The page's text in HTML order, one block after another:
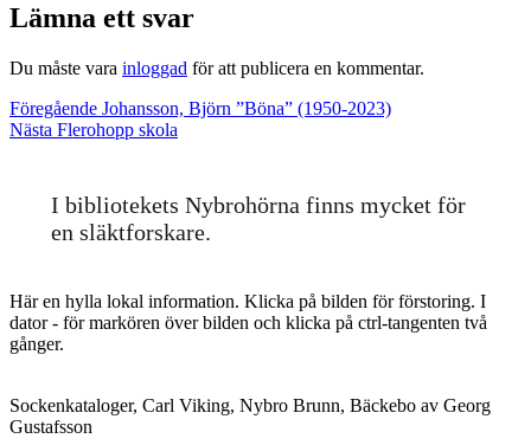
Lämna ett svar
Du måste vara inloggad för att publicera en kommentar.
Inläggsnavigering
Föregående Föregående
inlägg:
Johansson, Björn ”Böna” (1950-2023)
Nästa Nästa
Flerohopp skola
I bibliotekets Nybrohörna finns mycket för
en släktforskare.
Här en hylla lokal information. Klicka på bilden för förstoring. I
dator - för markören över bilden och klicka på ctrl-tangenten två
gånger.
Sockenkataloger, Carl Viking, Nybro Brunn, Bäckebo av Georg
Gustafsson